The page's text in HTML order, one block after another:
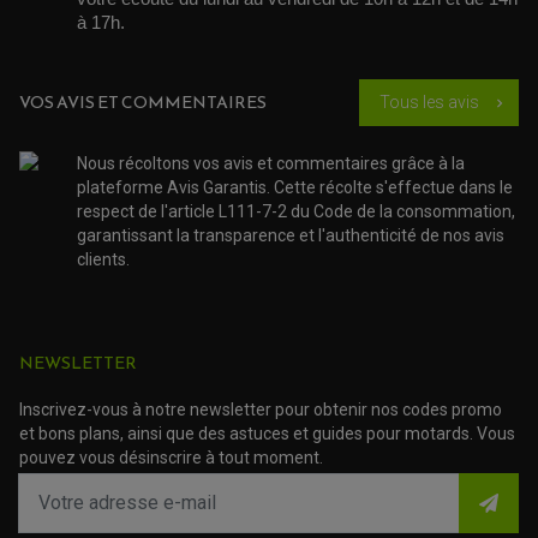
PATIN DE RECHANGE TOP BLOCK
TAMPONS ALLOY ULTIMA
ROULEMENT MOTO
ROULEMENT DE ROUE
ROULEMENT DE DIRECTION
TRANSMISSION
ACCESSOIRE SCOOTER HONDA
ACCESSOIRE SCOOTER PEUGEOT
ACCESSOIRE SCOOTER PIAGGIO
ACCESSOIRE SCOOTER SUZUKI
ACCESSOIRE SCOOTER VESPA
ACCESSOIRE SCOOTER YAMAHA
à 17h.
VOS AVIS ET COMMENTAIRES Tous les avis chevron_right
Nous récoltons vos avis et commentaires grâce à la
plateforme Avis Garantis. Cette récolte s'effectue dans le
respect de l'article L111-7-2 du Code de la consommation,
garantissant la transparence et l'authenticité de nos avis
clients.
NEWSLETTER
Inscrivez-vous à notre newsletter pour obtenir nos codes promo
et bons plans, ainsi que des astuces et guides pour motards. Vous
pouvez vous désinscrire à tout moment.